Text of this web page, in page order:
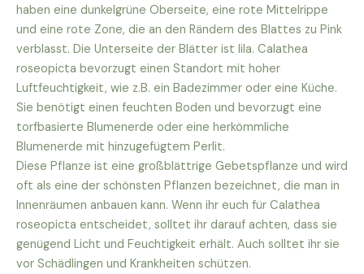
haben eine dunkelgrüne Oberseite, eine rote Mittelrippe
und eine rote Zone, die an den Rändern des Blattes zu Pink
verblasst. Die Unterseite der Blätter ist lila. Calathea
roseopicta bevorzugt einen Standort mit hoher
Luftfeuchtigkeit, wie z.B. ein Badezimmer oder eine Küche.
Sie benötigt einen feuchten Boden und bevorzugt eine
torfbasierte Blumenerde oder eine herkömmliche
Blumenerde mit hinzugefügtem Perlit.
Diese Pflanze ist eine großblättrige Gebetspflanze und wird
oft als eine der schönsten Pflanzen bezeichnet, die man in
Innenräumen anbauen kann. Wenn ihr euch für Calathea
roseopicta entscheidet, solltet ihr darauf achten, dass sie
genügend Licht und Feuchtigkeit erhält. Auch solltet ihr sie
vor Schädlingen und Krankheiten schützen.